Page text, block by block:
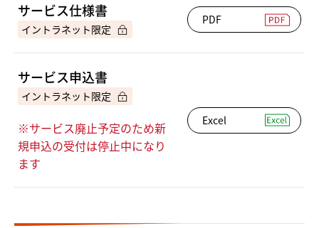
サービス仕様書 PDF
サービス申込書
※サービス廃止予定のため新
規申込の受付は停止中になり
ます
Excel